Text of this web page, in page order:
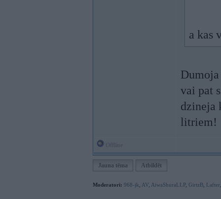
a kas
vai pat
dzineja
litriem!
Jauna tēma Atbildēt
Moderatori: 968-jk AV AiwaShuraLLP, GirtzB Lafter